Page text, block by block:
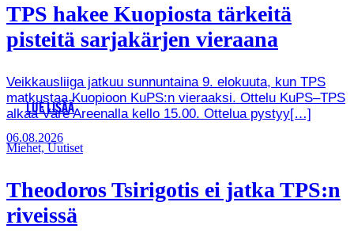
TPS hakee Kuopiosta tärkeitä
pisteitä sarjakärjen vieraana
Veikkausliiga jatkuu sunnuntaina 9. elokuuta, kun TPS
matkustaa Kuopioon KuPS:n vieraaksi. Ottelu KuPS–TPS
alkaa Väre Areenalla kello 15.00. Ottelua pystyy[…]
LUE LISÄÄ
06.08.2026
Miehet, Uutiset
Theodoros Tsirigotis ei jatka TPS:n
riveissä